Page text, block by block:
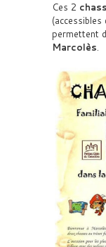
Ces 2
(accessibles
permettent
Marcolès.